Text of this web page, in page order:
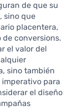
de que su
sino que
placentera,
conversions.
el valor del
sino también
imperativo para
el diseño